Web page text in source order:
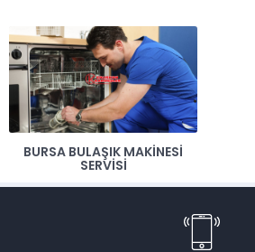
BURSA BULAŞIK MAKINESI
SERVISI